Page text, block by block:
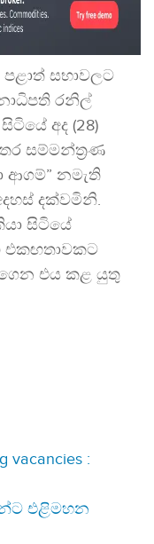
සභාවලට
රනිල්
අද (28)
සම්මන්ත්‍රණ
ආගම්” නමැති
දක්වමිනි.
සිටියේ
එකඟතාවකට
එය කළ යුතු
vacancies :
එළිමහන